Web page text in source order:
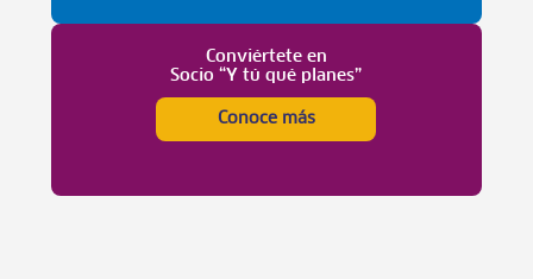
Conviértete en
Socio “Y tú qué planes”
Conoce más